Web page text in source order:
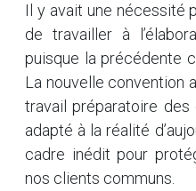
Il y avait une nécessité
de travailler à
puisque la précédente
La nouvelle convention
travail préparatoire
adapté à la réalité
cadre inédit pour
nos clients communs.